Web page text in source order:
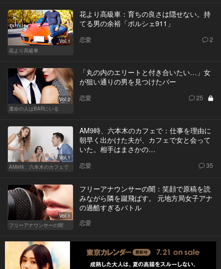
Vol.1
花より高級車
花より高級車：育ちの良さは隠せない。持
てる男の余裕「ポルシェ911」
恋愛 2
Vol.2
運命の人はBARにいる
「丸の内のエリートと付き合いたい…」女
が狙い通りの男を見つけたバー
恋愛 25
Vol.1
AM9時、六本木のカフェで
AM9時、六本木のカフェで：仕事を理由に
朝早く出かけた夫が、カフェで女と会って
いた。相手はまさかの…
恋愛 35
Vol.1
フリーアナウンサーの闇
フリーアナウンサーの闇：笑顔で原稿を読
みながら隣を蹴飛ばす。 元地方局女子アナ
の過酷すぎるバトル
恋愛